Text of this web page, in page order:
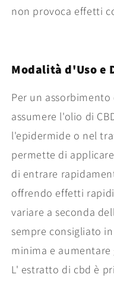
non provoca effetti
Modalità d'Uso e
Per un
assumere l'olio di
l'epidermide o nel
permette di
di entrare
offrendo effetti
variare a seconda
sempre consigliato
minima e aumentare
L' estratto di cbd è